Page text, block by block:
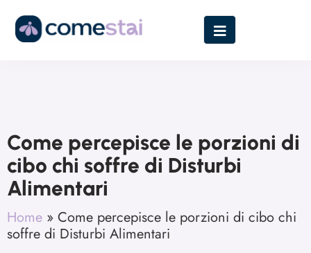
Come percepisce le porzioni di
cibo chi soffre di Disturbi
Alimentari
Home » Come percepisce le porzioni di cibo chi
soffre di Disturbi Alimentari